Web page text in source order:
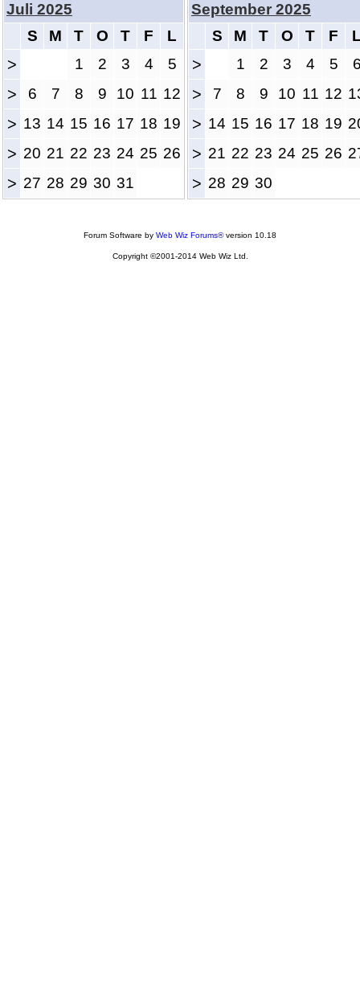
Juli 2025
S
M T O T F L
> 1 2 3 4 5
> 6 7 8 9 10 11 12
> 13 14 15 16 17 18 19
> 20 21 22 23 24 25 26
> 27 28 29 30 31
September 2025
S
M T O T F
> 1 2 3 4 5
> 7 8 9 10 11 12
> 14 15 16 17 18 19
> 21 22 23 24 25 26
> 28 29 30
Forum Software by Web Wiz Forums®version 10.18
Copyright ©2001-2014 Web Wiz Ltd.